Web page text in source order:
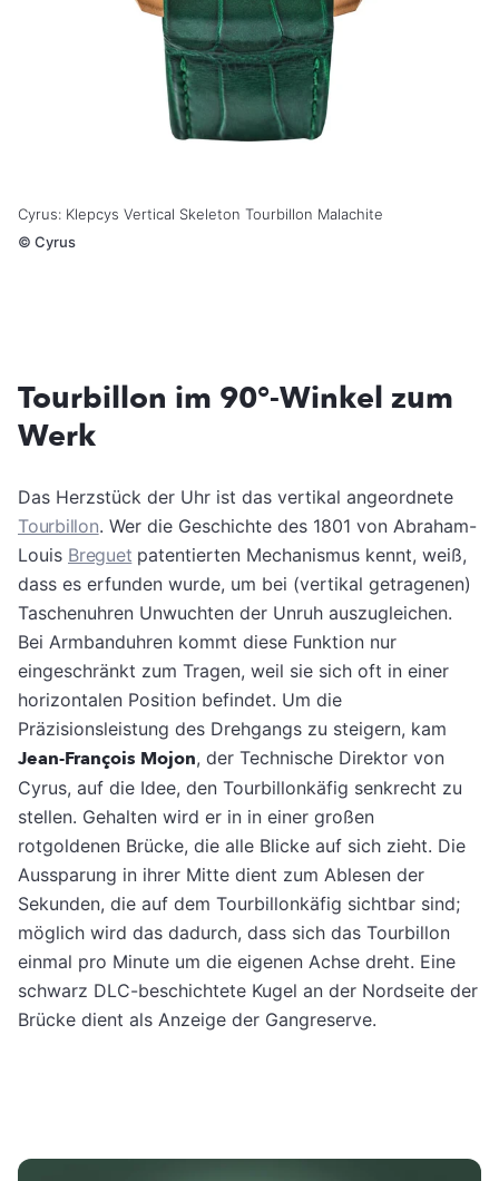
Cyrus: Klepcys Vertical Skeleton Tourbillon Malachite
© Cyrus
Tourbillon im 90°-Winkel zum
Werk
Das Herzstück der Uhr ist das vertikal angeordnete
Tourbillon. Wer die Geschichte des 1801 von Abraham-
Louis Breguet patentierten Mechanismus kennt, weiß,
dass es erfunden wurde, um bei (vertikal getragenen)
Taschenuhren Unwuchten der Unruh auszugleichen.
Bei Armbanduhren kommt diese Funktion nur
eingeschränkt zum Tragen, weil sie sich oft in einer
horizontalen Position befindet. Um die
Präzisionsleistung des Drehgangs zu steigern, kam
Jean-François Mojon, der Technische Direktor von
Cyrus, auf die Idee, den Tourbillonkäfig senkrecht zu
stellen. Gehalten wird er in in einer großen
rotgoldenen Brücke, die alle Blicke auf sich zieht. Die
Aussparung in ihrer Mitte dient zum Ablesen der
Sekunden, die auf dem Tourbillonkäfig sichtbar sind;
möglich wird das dadurch, dass sich das Tourbillon
einmal pro Minute um die eigenen Achse dreht. Eine
schwarz DLC-beschichtete Kugel an der Nordseite der
Brücke dient als Anzeige der Gangreserve.